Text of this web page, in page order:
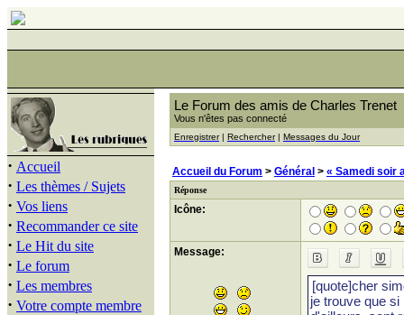
· Accueil
· Les thèmes / Sujets
· Vos liens
· Recommander ce site
· Le Hit du site
· Le forum
· Les membres
· Votre compte membre
Le Forum des amis de Charles Trenet
Vous n'êtes pas connecté
Enregistrer| Rechercher| Messages du Jour
Accueil du Forum > Général > « Samedi soir
Réponse
Icône:
Message: